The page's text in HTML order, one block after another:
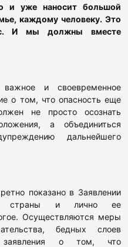
и уже наносит большой
каждому человеку. Это
И мы должны вместе
и своевременное
о том, что опасность еще
не просто осознать
а объединиться
дальнейшего
показано в Заявлении
страны и лично ее
Осуществляются меры
бедных слоев
заявления о том, что